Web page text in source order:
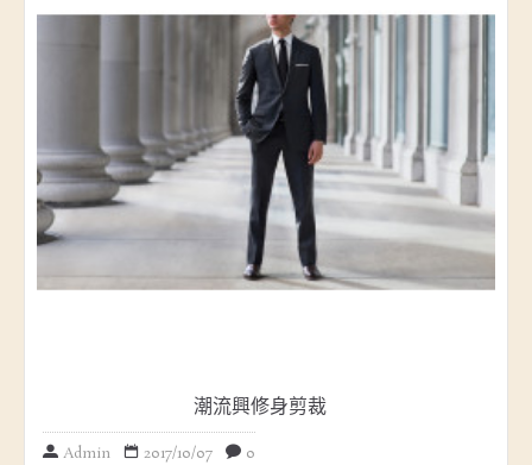
潮流興修身剪裁
Admin 2017/10/07 0